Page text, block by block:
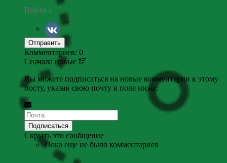
Войти с
Комментариев: 0
Сначала новые
Вы можете подписаться на новые комментарии к этому
посту, указав свою почту в поле ниже:
Скрыть это сообщение
Пока еще не было комментариев